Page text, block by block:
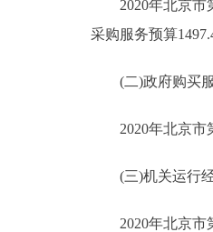
2020年北京市第
采购服务预算
(二)政府购买服
2020年北京市第
(三)机关运行经
2020年北京市第